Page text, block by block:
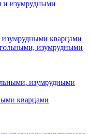
изумрудными кварцами
изумрудными